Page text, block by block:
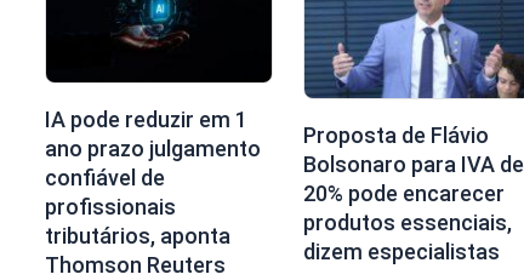
IA pode reduzir em 1
ano prazo julgamento
confiável de
profissionais
tributários, aponta
Thomson Reuters
Proposta de Flávio
Bolsonaro para IVA de
20% pode encarecer
produtos essenciais,
dizem especialistas